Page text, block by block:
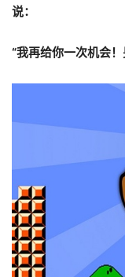
说：
“我再给你一次机会